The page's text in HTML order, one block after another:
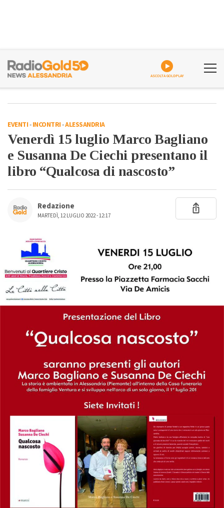
ASCOLTA GOLDPLAY
EVENTI-INCONTRI-ALESSANDRIA
Venerdì 15 luglio Marco Bagliano
e Susanna De Ciechi presentano il
libro “Qualcosa di nascosto”
Redazione
MARTEDÌ, 12 LUGLIO 2022 - 12:17